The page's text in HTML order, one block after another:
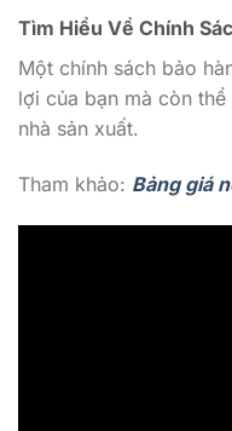
Tìm Hiểu Về Chính
Một chính sách bảo
lợi của bạn mà còn
nhà sản xuất.
Tham khảo: Bảng giá